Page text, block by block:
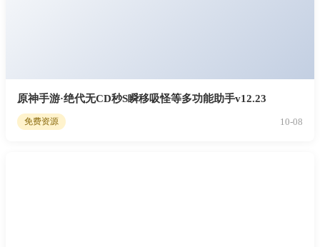
原神手游·绝代无CD秒S瞬移吸怪等多功能助手v12.23
免费资源 10-08